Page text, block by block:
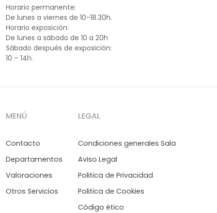
Horario permanente:
De lunes a viernes de 10-18.30h.
Horario exposición:
De lunes a sábado de 10 a 20h
Sábado después de exposición:
10 – 14h.
MENÚ
Contacto
Departamentos
Valoraciones
Otros Servicios
LEGAL
Condiciones generales Sala
Aviso Legal
Politica de Privacidad
Politica de Cookies
Código ético